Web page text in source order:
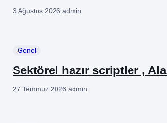
3 Ağustos 2026.admin
Genel
Sektörel hazır scriptler ,
27 Temmuz 2026 admin